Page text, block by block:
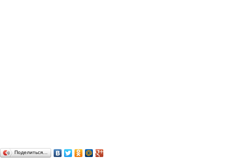
Поделиться…